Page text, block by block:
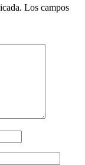
Los campos